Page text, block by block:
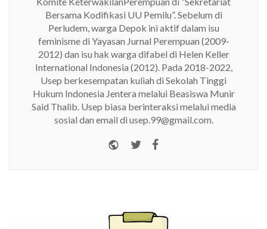
Bersama Kodifikasi UU Pemilu”. Sebelum di
Perludem, warga Depok ini aktif dalam isu
feminisme di Yayasan Jurnal Perempuan (2009-
2012) dan isu hak warga difabel di Helen Keller
International Indonesia (2012). Pada 2018-2022,
Usep berkesempatan kuliah di Sekolah Tinggi
Hukum Indonesia Jentera melalui Beasiswa Munir
Said Thalib. Usep biasa berinteraksi melalui media
sosial dan email di usep.99@gmail.com.
Website
Twitter